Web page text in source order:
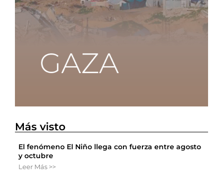
Más visto
El fenómeno El Niño llega con fuerza entre agosto
y octubre
Leer Más >>